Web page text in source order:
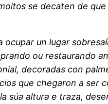
se decaten de
un lugar
ou restaurando
decoradas con
que chegaron a ser
súa altura e traza,